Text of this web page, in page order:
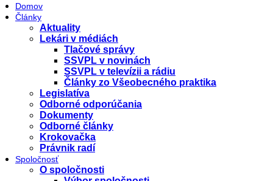
Domov
Články
Aktuality
Lekári v médiách
Tlačové správy
SSVPL v novinách
SSVPL v televízii a rádiu
Články zo Všeobecného praktika
Legislatíva
Odborné odporúčania
Dokumenty
Odborné články
Krokovačka
Právnik radí
Spoločnosť
O spoločnosti